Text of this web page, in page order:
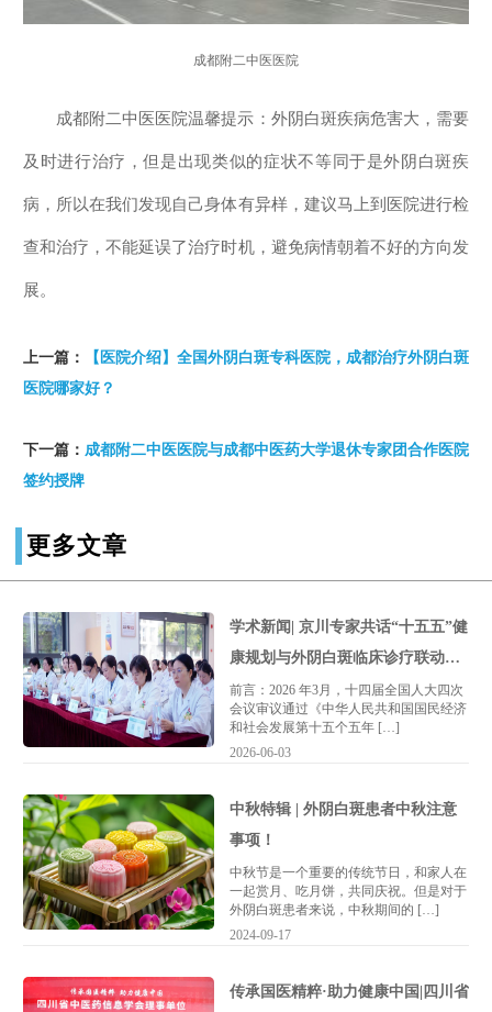
成都附二中医医院
成都附二中医医院温馨提示：外阴白斑疾病危害大，需要
及时进行治疗，但是出现类似的症状不等同于是外阴白斑疾
病，所以在我们发现自己身体有异样，建议马上到医院进行检
查和治疗，不能延误了治疗时机，避免病情朝着不好的方向发
展。
上一篇：
【医院介绍】全国外阴白斑专科医院，成都治疗外阴白斑
医院哪家好？
下一篇： 成都附二中医医院与成都中医药大学退休专家团合作医院
签约授牌
更多文章
学术新闻| 京川专家共话“十五五”健
康规划与外阴白斑临床诊疗联动交
流会圆满落幕
前言：2026 年3月，十四届全国人大四次
会议审议通过《中华人民共和国国民经济
和社会发展第十五个五年 […]
2026-06-03
中秋特辑 | 外阴白斑患者中秋注意
事项！
中秋节是一个重要的传统节日，和家人在
一起赏月、吃月饼，共同庆祝。但是对于
外阴白斑患者来说，中秋期间的 […]
2024-09-17
传承国医精粹·助力健康中国|四川省